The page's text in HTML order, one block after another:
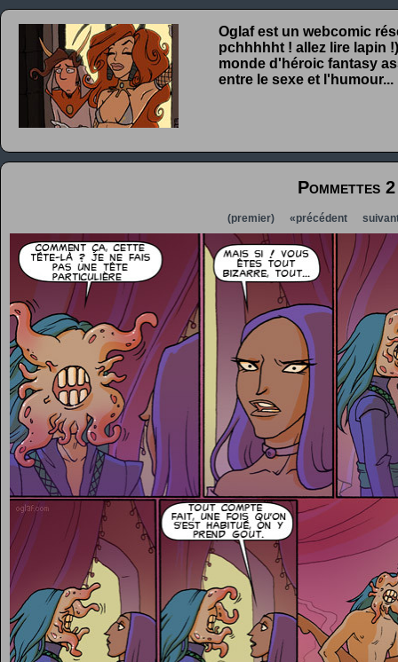
Oglaf est un webcomic
pchhhhht ! allez lire lapin
monde d'héroic fantasy
entre le sexe et l'humour...
Pommettes 2
(premier) «précédent